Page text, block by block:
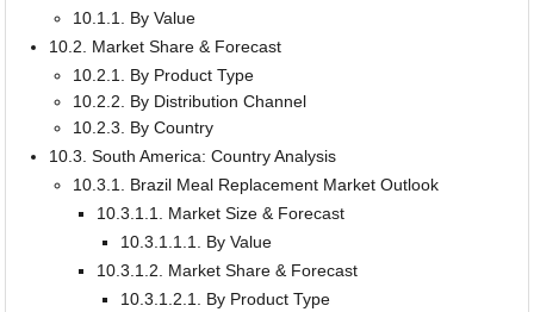
10.1.1. By Value
10.2. Market Share & Forecast
10.2.1. By Product Type
10.2.2. By Distribution Channel
10.2.3. By Country
10.3. South America: Country Analysis
10.3.1. Brazil Meal Replacement Market Outlook
10.3.1.1. Market Size & Forecast
10.3.1.1.1. By Value
10.3.1.2. Market Share & Forecast
10.3.1.2.1. By Product Type